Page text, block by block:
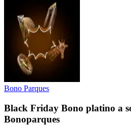
Bono Parques
Black Friday Bono platino a
Bonoparques